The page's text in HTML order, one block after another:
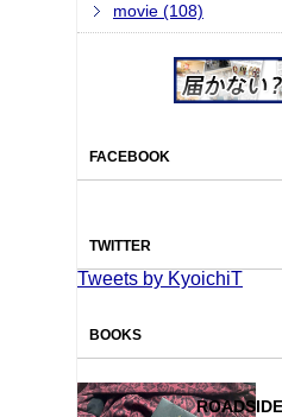
movie (108)
FACEBOOK
TWITTER
Tweets by KyoichiT
BOOKS